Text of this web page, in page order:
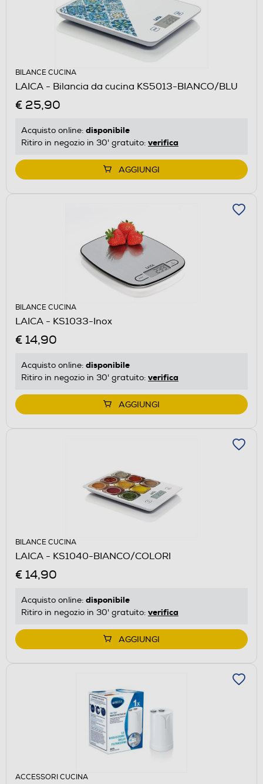
BILANCE CUCINA
LAICA - Bilancia da cucina KS5013-BIANCO/BLU
€ 25,90
Acquisto online: disponibile
Ritiro in negozio in 30' gratuito: verifica
AGGIUNGI
BILANCE CUCINA
LAICA - KS1033-Inox
€ 14,90
Acquisto online: disponibile
Ritiro in negozio in 30' gratuito: verifica
AGGIUNGI
BILANCE CUCINA
LAICA - KS1040-BIANCO/COLORI
€ 14,90
Acquisto online: disponibile
Ritiro in negozio in 30' gratuito: verifica
AGGIUNGI
ACCESSORI CUCINA